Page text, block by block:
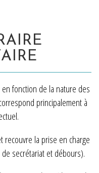
fonction de la nature des
principalement à
recouvre la prise en charge
secrétariat et débours).